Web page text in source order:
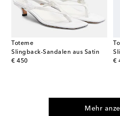
Toteme
Slingback-Sandalen aus Satin
€ 450
original price
€
Mehr